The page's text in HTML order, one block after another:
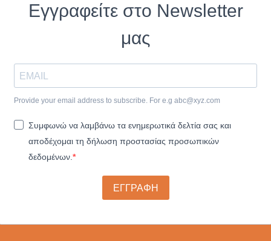
Εγγραφείτε στο Newsletter
μας
Provide your email address to subscribe. For e.g abc@xyz.com
Συμφωνώ να λαμβάνω τα ενημερωτικά δελτία σας και
αποδέχομαι τη δήλωση προστασίας προσωπικών
δεδομένων.
ΕΓΓΡΑΦΗ